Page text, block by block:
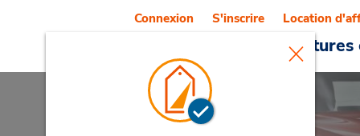
Voitures
Connexion S'inscrire Location